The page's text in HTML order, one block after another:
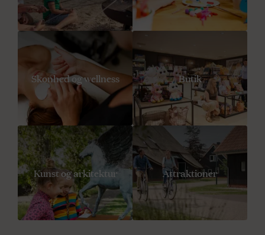
Skonhed og wellness Butik
Kunst og arkitektur Attraktioner